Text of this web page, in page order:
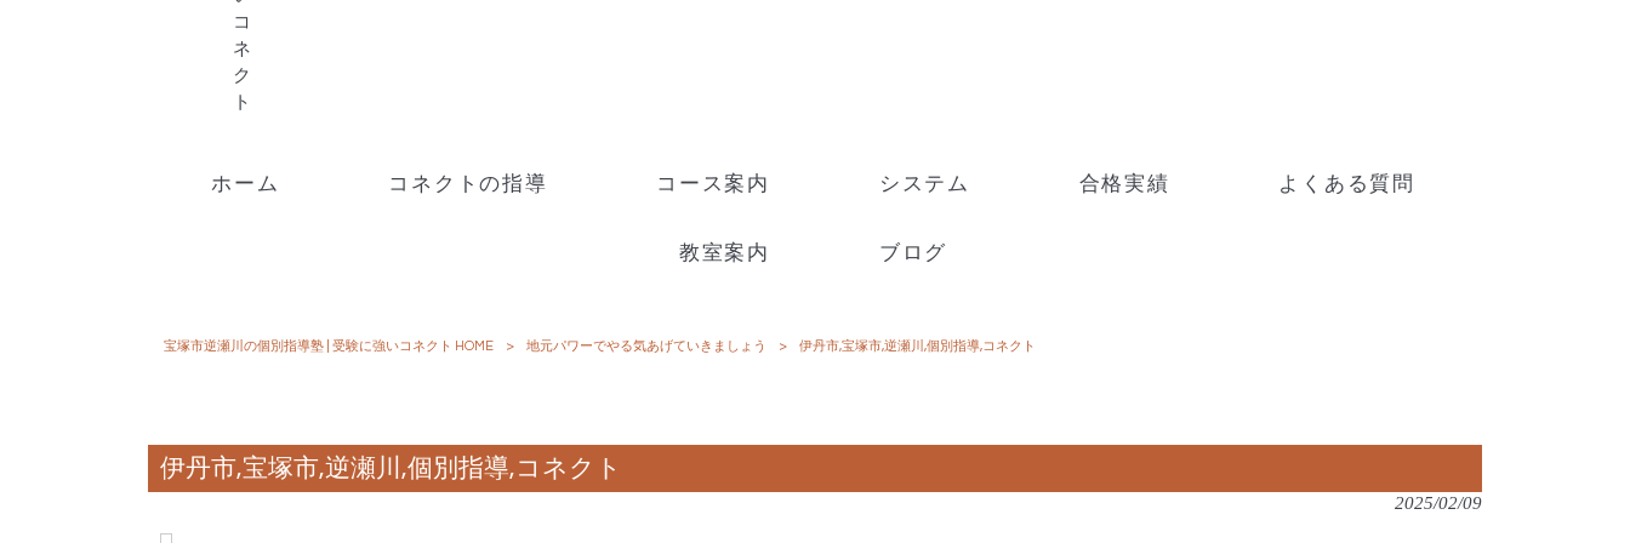
ホーム コネクトの指導 コース案内 システム 合格実績 よくある質問
教室案内 ブログ
宝塚市逆瀬川の個別指導塾 | 受験に強いコネクト HOME > 地元パワーでやる気あげていきましょう > 伊丹市,宝塚市,逆瀬川,個別指導,コネクト
伊丹市,宝塚市,逆瀬川,個別指導,コネクト
2025/02/09